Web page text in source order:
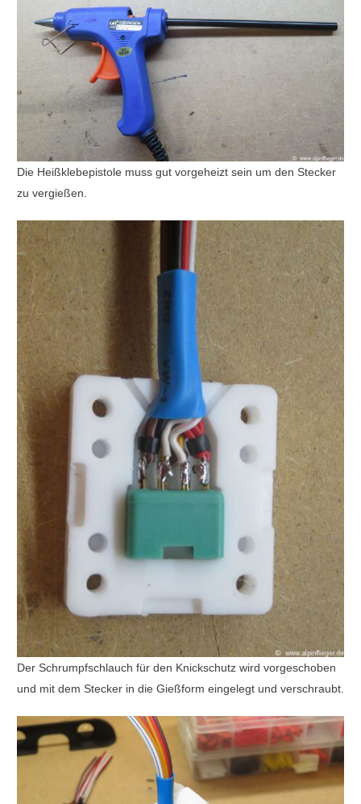
Die Heißklebepistole muss gut vorgeheizt sein um den Stecker
zu vergießen.
Der Schrumpfschlauch für den Knickschutz wird vorgeschoben
und mit dem Stecker in die Gießform eingelegt und verschraubt.